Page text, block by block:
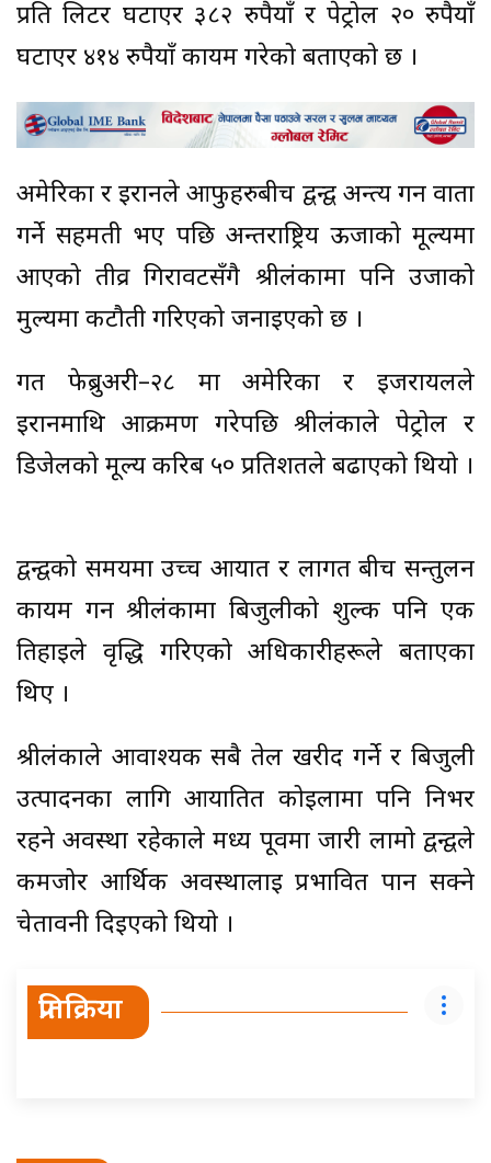
प्रति लिटर घटाएर ३८२ रुपैयाँ र पेट्रोल २० रुपैयाँ
घटाएर ४१४ रुपैयाँ कायम गरेको बताएको छ ।
अमेरिका र इरानले आफुहरुबीच द्वन्द्व अन्त्य गर्न वार्ता
गर्ने सहमती भए पछि अन्तर्राष्ट्रिय ऊर्जाको मूल्यमा
आएको तीव्र गिरावटसँगै श्रीलंकामा पनि उर्जाको
मुल्यमा कटौती गरिएको जनाइएको छ ।
गत फेब्रुअरी–२८ मा अमेरिका र इजरायलले
इरानमाथि आक्रमण गरेपछि श्रीलंकाले पेट्रोल र
डिजेलको मूल्य करिब ५० प्रतिशतले बढाएको थियो ।
द्वन्द्वको समयमा उच्च आयात र लागत बीच सन्तुलन
कायम गर्न श्रीलंकामा बिजुलीको शुल्क पनि एक
तिहाइले वृद्धि गरिएको अधिकारीहरूले बताएका
थिए ।
श्रीलंकाले आवाश्यक सबै तेल खरीद गर्ने र बिजुली
उत्पादनका लागि आयातित कोइलामा पनि निर्भर
रहने अवस्था रहेकाले मध्य पूर्वमा जारी लामो द्वन्द्वले
कमजोर आर्थिक अवस्थालाई प्रभावित पार्न सक्ने
चेतावनी दिइएको थियो ।
प्रतिक्रिया